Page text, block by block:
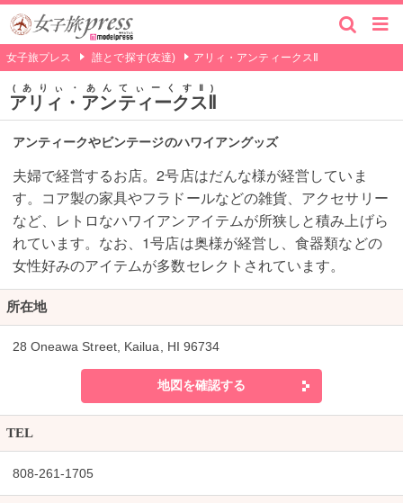
女子旅プレス 誰とで探す(友達) アリィ・アンティークスⅡ
アリィ・アンティークスⅡ
ありぃ・あんてぃーくすⅡ
アンティークやビンテージのハワイアングッズ
夫婦で経営するお店。2号店はだんな様が経営していま
す。コア製の家具やフラドールなどの雑貨、アクセサリー
など、レトロなハワイアンアイテムが所狭しと積み上げら
れています。なお、1号店は奥様が経営し、食器類などの
女性好みのアイテムが多数セレクトされています。
所在地
28 Oneawa Street, Kailua, HI 96734
地図を確認する
TEL
808-261-1705